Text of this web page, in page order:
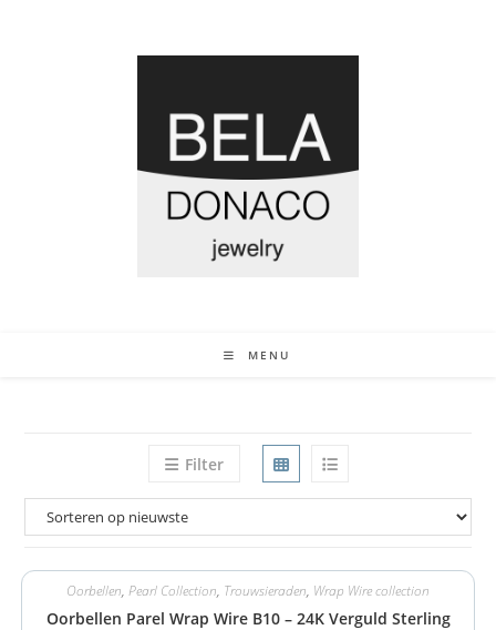
MENU
Filter
Oorbellen, Pearl Collection, Trouwsieraden, Wrap Wire collection
Oorbellen Parel Wrap Wire B10 – 24K Verguld Sterling